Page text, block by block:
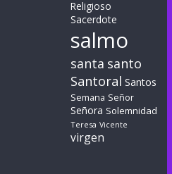
Religioso
Sacerdote
salmo
santa santo
Santoral Santos
Semana Señor
Señora Solemnidad
Teresa Vicente
virgen